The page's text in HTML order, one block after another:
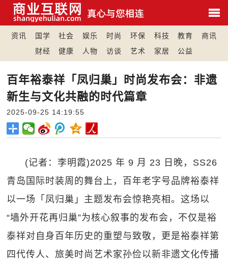
资讯 国学 社会 娱乐 时尚 环保 科技 教育
商讯
财经
健康 人物 访谈 艺术 家居 公益
百年裕泰祥「凤归巢」时尚发布会：非遗
新生与文化共融的时代篇章
2025-09-25 14:19:55
(记者：李明霞)2025 年 9 月 23 日晚，SS26
青岛国际时装周的舞台上，百年老字号品牌裕泰祥
以一场「凤归巢」主题发布会惊艳亮相。这场以
“墙外开花再归巢”为核心叙事的发布会，不仅是裕
泰祥对自身百年历史的重塑与致敬，更是裕泰祥第
四代传人、旅美时尚艺术家孙俭以新非遗文化传播